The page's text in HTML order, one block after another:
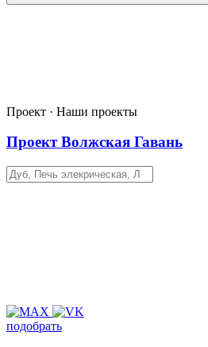
Проект · Наши проекты
Проект Волжская Гавань
подобрать